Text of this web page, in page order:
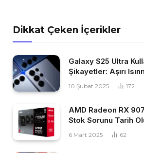
Dikkat Çeken İçerikler
Galaxy S25 Ultra
Şikayetler: Aşırı
10 Şubat 2025 172
AMD Radeon RX
Stok Sorunu Tarih
6 Mart 2025 62